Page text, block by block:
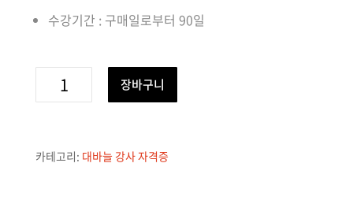
수강기간 : 구매일로부터 90일
바
사
장바구니
카테고리: 대바늘 강사 자격증